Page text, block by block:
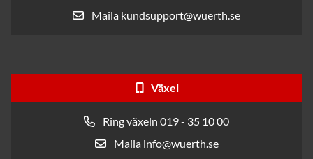
Maila kundsupport@wuerth.se
Växel
Ring växeln 019 - 35 10 00
Maila info@wuerth.se